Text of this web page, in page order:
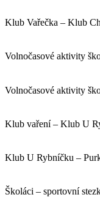
Klub Vařečka – Klub
Volnočasové aktivity
Volnočasové aktivity
Klub vaření – Klub U
Klub U Rybníčku –
Školáci – sportovní